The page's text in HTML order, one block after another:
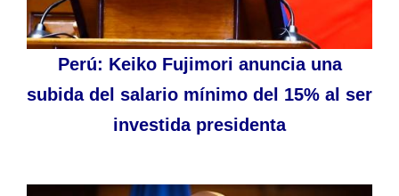
Perú: Keiko Fujimori anuncia una
subida del salario mínimo del 15% al ser
investida presidenta